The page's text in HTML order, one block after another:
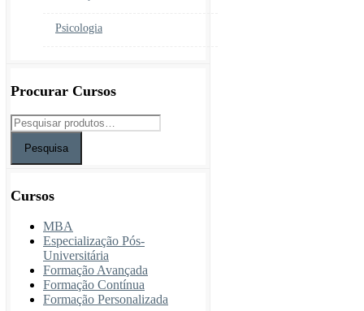
Psicologia
Procurar Cursos
Pesquisa
Cursos
MBA
Especialização Pós-
Universitária
Formação Avançada
Formação Contínua
Formação Personalizada